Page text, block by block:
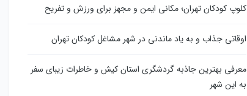
کلوپ کودکان تهران؛ مکانی ایمن و مجهز برای ورزش و تفریح
اوقاتی جذاب و به یاد ماندنی در شهر مشاغل کودکان تهران
معرفی بهترین جاذبه گردشگری استان کیش و خاطرات زیبای سفر
به این شهر